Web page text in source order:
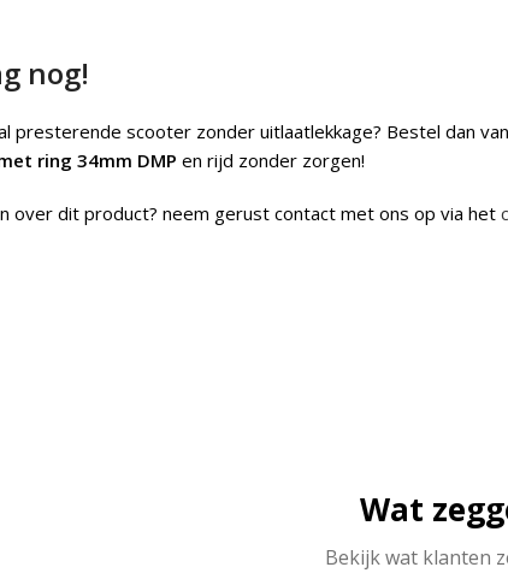
nog!
presterende scooter zonder uitlaatlekkage? Bestel dan
ring 34mm DMP en rijd zonder zorgen!
over dit product? neem gerust contact met ons op via het
Wat
Bekijk wat klanten